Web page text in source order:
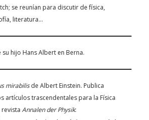
se reunían para discutir de física,
literatura…
su hijo Hans Albert en Berna.
mirabilisde Albert Einstein. Publica
artículos trascendentales para la Física
revista Annalen der Physik: